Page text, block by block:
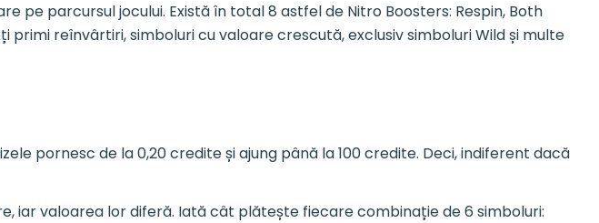
parcursul jocului. Există în total 8 astfel de Nitro Boosters: Respin, Both
primi reînvârtiri, simboluri cu valoare crescută, exclusiv simboluri Wild și multe
pornesc de la 0,20 credite și ajung până la 100 credite. Deci, indiferent dacă
iar valoarea lor diferă. Iată cât plătește fiecare combinație de 6 simboluri: